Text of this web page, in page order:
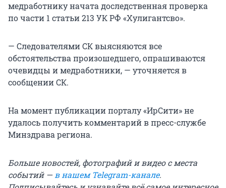
медработнику начата доследственная проверка
по части 1 статьи 213 УК РФ «Хулигантсво».
— Следователями СК выясняются все
обстоятельства произошедшего, опрашиваются
очевидцы и медработники, — уточняется в
сообщении СК.
На момент публикации порталу «ИрСити» не
удалось получить комментарий в пресс-службе
Минздрава региона.
Больше новостей, фотографий и видео с места
событий —в нашем Telegram-канале.